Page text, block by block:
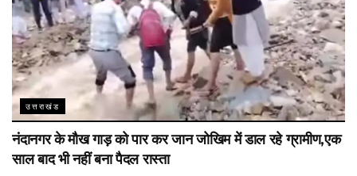
उत्तराखंड
नंदानगर के मौख गाड़ को पार कर जान जोखिम में डाल रहे ग्रामीण,एक
साल बाद भी नहीं बना पैदल रास्ता